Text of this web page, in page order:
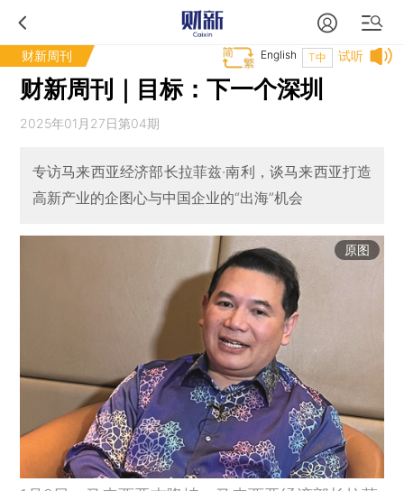
财新周刊 试听
T中
English
财新周刊｜目标：下一个深圳
2025年01月27日第04期
专访马来西亚经济部长拉菲兹·南利，谈马来西亚打造
高新产业的企图心与中国企业的“出海”机会
原图